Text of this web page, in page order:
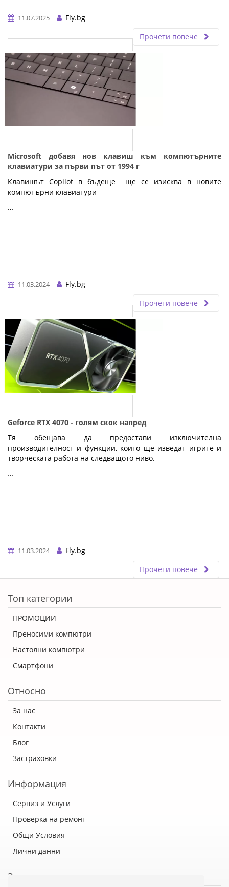
11.07.2025
Fly.bg
Прочети повече
Microsoft добавя нов клавиш към компютърните
клавиатури за първи път от 1994 г
Клавишът Copilot в бъдеще ще се изисква в новите
компютърни клавиатури
…
11.03.2024
Fly.bg
Прочети повече
Geforce RTX 4070 - голям скок напред
Тя обещава да предостави изключителна
производителност и функции, които ще изведат игрите и
творческата работа на следващото ниво.
…
11.03.2024
Fly.bg
Прочети повече
Топ категории
ПРОМОЦИИ
Преносими компютри
Настолни компютри
Смартфони
Относно
За нас
Контакти
Блог
Застраховки
Информация
Сервиз и Услуги
Проверка на ремонт
Общи Условия
Лични данни
За връзка с нас